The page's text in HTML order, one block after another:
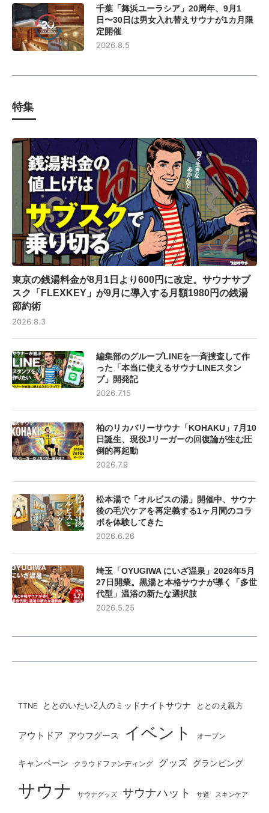
千葉「舞浜ユーラシア」20周年、9月1
日〜30日は男女入れ替えサウナが1カ月限
定開催
2026.8.5
特集
東京の銭湯料金が8月1日より600円に改定。サウナサブ
スク「FLEXKEY」が9月に導入する月額1980円の銭湯
節約術
2026.8.3
編集部のグループLINEを一斉捜査して作
った「本当に使えるサウナLINEスタン
プ」開発記
2026.7.15
柏のリカバリーサウナ「KOHAKU」7月10
日誕生、現役Jリーガーの回復論が生む圧
倒的再起動
2026.7.9
松本湯で「オルビスの湯」開催中、サウナ
後の毛穴ケアを再定義する1ヶ月間のコラ
ボを体験してきた
2026.6.26
埼玉「OYUGIWA にいざ温泉」2026年5月
27日開業。黒湯と本格サウナが導く「多世
代型」温浴の新たな選択肢
2026.5.25
TTNE ととのいたい2人のミッドナイトサウナ ととのえ親方
アウトドア アウフグース イベント オープン
キャンペーン クラウドファンディング グッズ グランピング
サウナ サウナグッズ サウナハット サ道 スキンケア